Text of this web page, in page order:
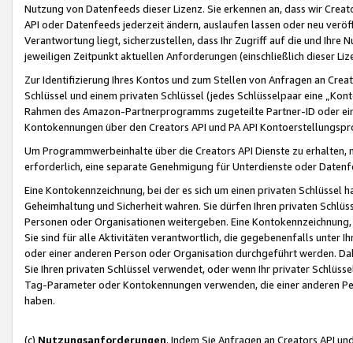
Nutzung von Datenfeeds dieser Lizenz. Sie erkennen an, dass wir
API oder Datenfeeds jederzeit ändern, auslaufen lassen oder neu
Verantwortung liegt, sicherzustellen, dass Ihr Zugriff auf die und Ihre
jeweiligen Zeitpunkt aktuellen Anforderungen (einschließlich dieser
Zur Identifizierung Ihres Kontos und zum Stellen von Anfragen an
Schlüssel und einem privaten Schlüssel (jedes Schlüsselpaar eine
Rahmen des Amazon-Partnerprogramms zugeteilte Partner-ID oder
Kontokennungen über den Creators API und PA API
Um Programmwerbeinhalte über die Creators API Dienste zu
erforderlich, eine separate Genehmigung für Unterdienste oder
Eine Kontokennzeichnung, bei der es sich um einen privaten
Geheimhaltung und Sicherheit wahren. Sie dürfen Ihren privaten
Personen oder Organisationen weitergeben. Eine
Sie sind für alle Aktivitäten verantwortlich, die gegebenenfalls unter
oder einer anderen Person oder Organisation durchgeführt werden.
Sie Ihren privaten Schlüssel verwendet, oder wenn Ihr privater
Tag-Parameter oder Kontokennungen verwenden, die einer anderen
haben.
(c) Nutzungsanforderungen. Indem Sie Anfragen an Creators API